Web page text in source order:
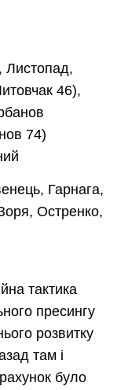
Листопад,
46),
74)
Гарнага,
Остренко,
тактика
пресингу
розвитку
там і
було